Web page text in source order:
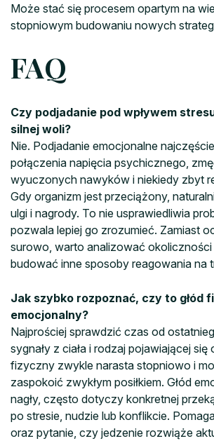
Może stać się procesem opartym na
stopniowym budowaniu nowych
FAQ
Czy podjadanie pod wpływem
silnej woli?
Nie. Podjadanie emocjonalne
połączenia napięcia psychicznego,
wyuczonych nawyków i niekiedy zbyt
Gdy organizm jest przeciążony,
ulgi i nagrody. To nie usprawiedliwia
pozwala lepiej go zrozumieć. Zamiast
surowo, warto analizować
budować inne sposoby reagowania na
Jak szybko rozpoznać, czy to głód
emocjonalny?
Najprościej sprawdzić czas od
sygnały z ciała i rodzaj pojawiającej się
fizyczny zwykle narasta stopniowo i
zaspokoić zwykłym posiłkiem. Głód
nagły, często dotyczy konkretnej
po stresie, nudzie lub konflikcie.
oraz pytanie, czy jedzenie rozwiąże